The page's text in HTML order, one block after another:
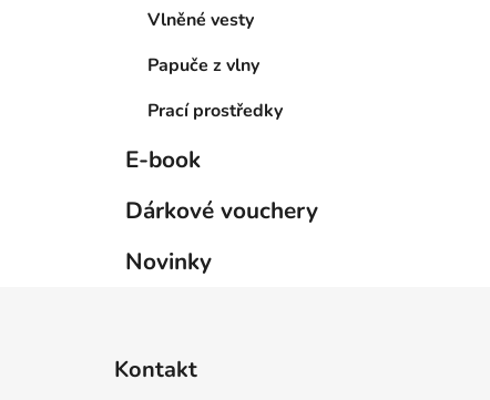
Vlněné vesty
Papuče z vlny
Prací prostředky
E-book
Dárkové vouchery
Novinky
Kontakt